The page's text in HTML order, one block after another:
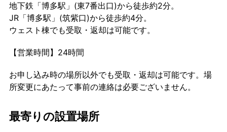
地下鉄「博多駅」(東7番出口)から徒歩約2分。
JR「博多駅」(筑紫口)から徒歩約4分。
ウェスト棟でも受取・返却は可能です。
【営業時間】24時間
お申し込み時の場所以外でも受取・返却は可能です。場
所変更にあたって事前の連絡は必要ございません。
最寄りの設置場所